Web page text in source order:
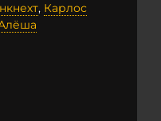
, Карлос